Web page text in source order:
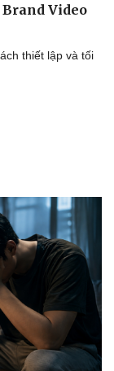
Video
thiết lập và tối